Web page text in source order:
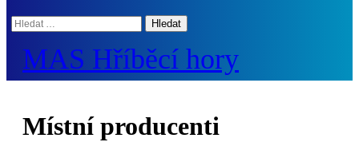
Hledat:
MAS Hříběcí hory
Místní producenti